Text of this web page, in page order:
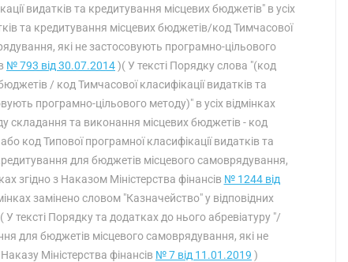
видатків та кредитування місцевих бюджетів" в усіх
та кредитування місцевих бюджетів/код Тимчасової
які не застосовують програмно-цільового
№ 793 від 30.07.2014)( У тексті Порядку слова "(код
/ код Тимчасової класифікації видатків та
програмно-цільового методу)" в усіх відмінках
складання та виконання місцевих бюджетів - код
код Типової програмної класифікації видатків та
для бюджетів місцевого самоврядування,
згідно з Наказом Міністерства фінансів № 1244 від
замінено словом "Казначейство" у відповідних
У тексті Порядку та додатках до нього абревіатуру "/
для бюджетів місцевого самоврядування, які не
Міністерства фінансів № 7 від 11.01.2019 )